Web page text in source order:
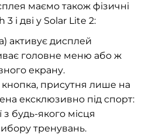
маємо також фізичні
і дві у Solar Lite 2:
активує дисплей
головне меню або ж
екрану.
присутня лише на
ексклюзивно під спорт:
будь-якого місця
тренувань.